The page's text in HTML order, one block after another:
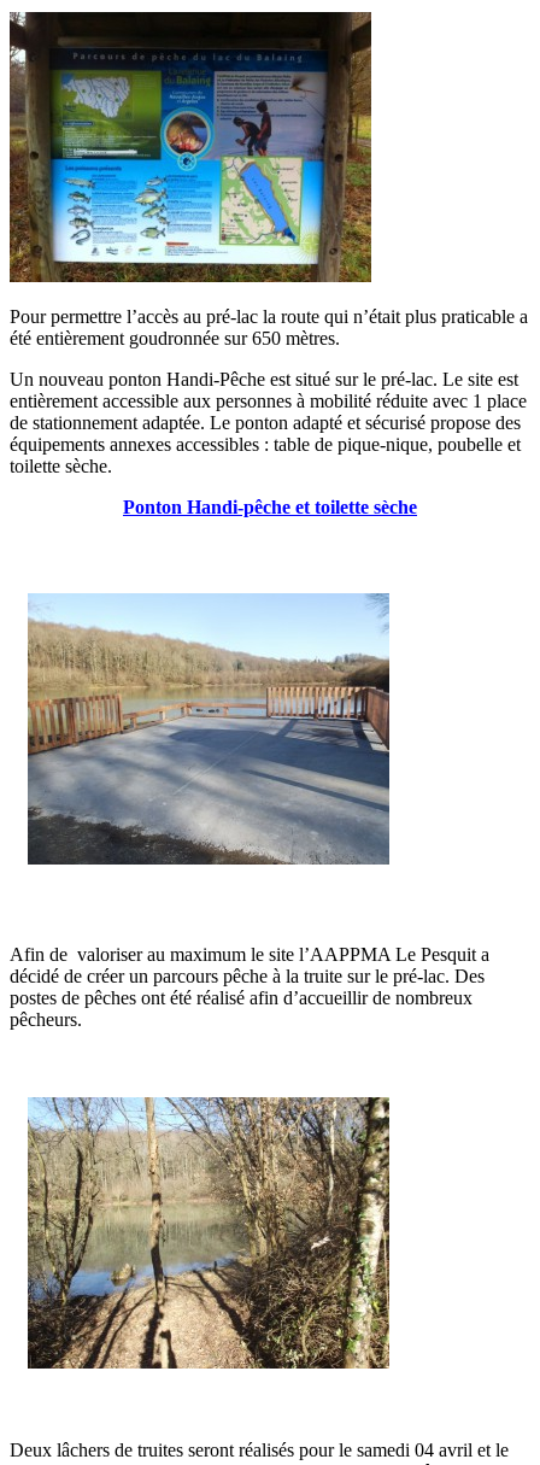
Pour permettre l’accès au pré-lac la route qui n’était plus praticable a
été entièrement goudronnée sur 650 mètres.
Un nouveau ponton Handi-Pêche est situé sur le pré-lac. Le site est
entièrement accessible aux personnes à mobilité réduite avec 1 place
de stationnement adaptée. Le ponton adapté et sécurisé propose des
équipements annexes accessibles : table de pique-nique, poubelle et
toilette sèche.
Ponton Handi-pêche et toilette sèche
Afin de valoriser au maximum le site l’AAPPMA Le Pesquit a
décidé de créer un parcours pêche à la truite sur le pré-lac. Des
postes de pêches ont été réalisé afin d’accueillir de nombreux
pêcheurs.
Deux lâchers de truites seront réalisés pour le samedi 04 avril et le